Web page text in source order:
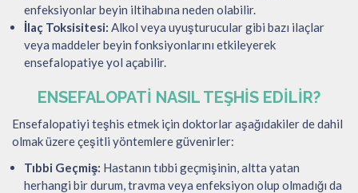
enfeksiyonlar beyin iltihabına neden olabilir.
İlaç Toksisitesi: Alkol veya uyuşturucular gibi bazı ilaçlar
veya maddeler beyin fonksiyonlarını etkileyerek
ensefalopatiye yol açabilir.
ENSEFALOPATI NASIL TEŞHIS EDILIR?
Ensefalopatiyi teşhis etmek için doktorlar aşağıdakiler de dahil
olmak üzere çeşitli yöntemlere güvenirler:
Tıbbi Geçmiş: Hastanın tıbbi geçmişinin, altta yatan
herhangi bir durum, travma veya enfeksiyon olup olmadığı da